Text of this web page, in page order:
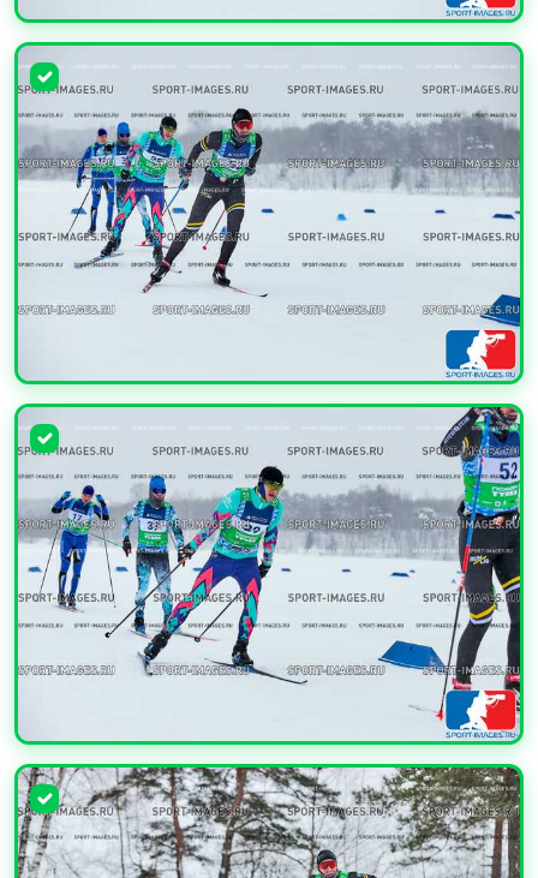
УВЕЛИЧИТЬ
УВЕЛИЧИТЬ
УВЕЛИЧИТЬ